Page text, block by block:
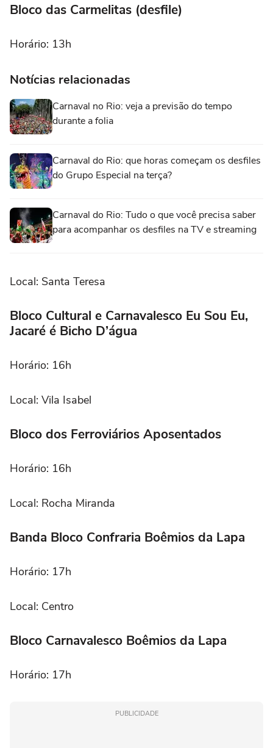
Bloco das Carmelitas (desfile)
Horário: 13h
Notícias relacionadas
Carnaval no Rio: veja a previsão do tempo
durante a folia
Carnaval do Rio: que horas começam os desfiles
do Grupo Especial na terça?
Carnaval do Rio: Tudo o que você precisa saber
para acompanhar os desfiles na TV e streaming
Local: Santa Teresa
Bloco Cultural e Carnavalesco Eu Sou Eu,
Jacaré é Bicho D’água
Horário: 16h
Local: Vila Isabel
Bloco dos Ferroviários Aposentados
Horário: 16h
Local: Rocha Miranda
Banda Bloco Confraria Boêmios da Lapa
Horário: 17h
Local: Centro
Bloco Carnavalesco Boêmios da Lapa
Horário: 17h
PUBLICIDADE